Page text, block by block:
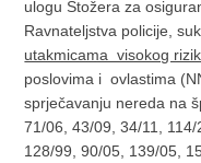
ulogu Stožera za
Ravnateljstva policije,
utakmicama visokog
poslovima i ovlastima
sprječavanju nereda na
71/06, 43/09, 34/11,
128/99, 90/05, 139/05,